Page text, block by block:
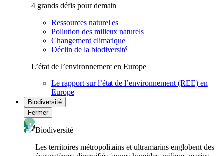
4 grands défis pour demain
Ressources naturelles
Pollution des milieux naturels
Changement climatique
Déclin de la biodiversité
L’état de l’environnement en Europe
Le rapport sur l’état de l’environnement (REE) en
Europe
Biodiversité
Fermer
Biodiversité
Les territoires métropolitains et ultramarins englobent des